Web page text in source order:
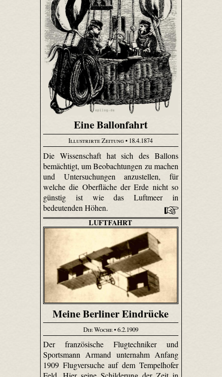
Eine Ballonfahrt
Illustrirte Zeitung• 18.4.1874
Die Wissenschaft hat sich des Ballons
bemächtigt, um Beobachtungen zu machen
und Untersuchungen anzustellen, für
welche die Oberfläche der Erde nicht so
günstig ist wie das Luftmeer in
bedeutenden Höhen.
LUFTFAHRT
Meine Berliner Eindrücke
Die Woche• 6.2.1909
Der französische Flugtechniker und
Sportsmann Armand unternahm Anfang
1909 Flugversuche auf dem Tempelhofer